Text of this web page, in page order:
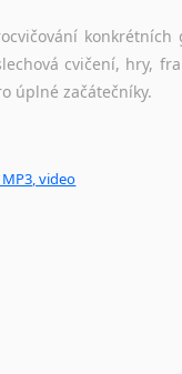
cvičení, hry,
úplné začátečníky.
video